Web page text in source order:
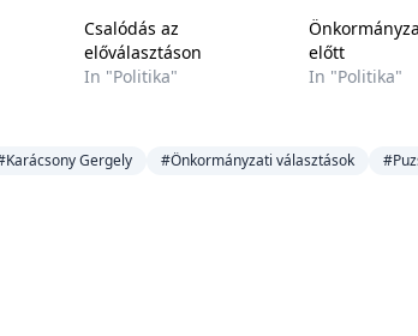
Csalódás az
előválasztáson
In "Politika"
előtt
In "Politika"
Gergely #Önkormányzati választások